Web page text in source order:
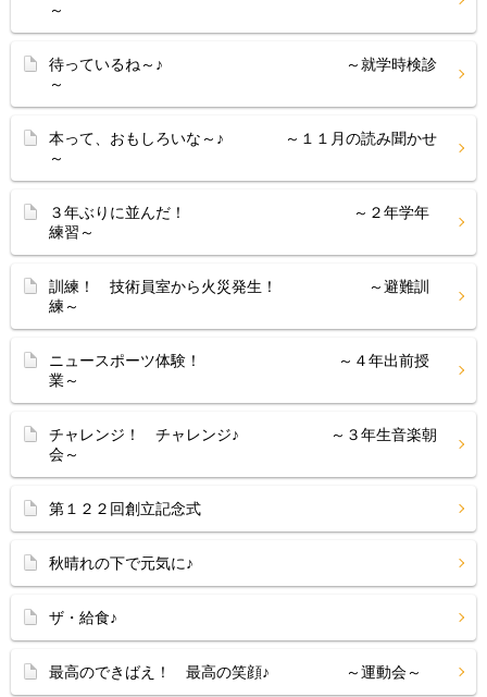
～
待っているね～♪ ～就学時検診
～
本って、おもしろいな～♪ ～１１月の読み聞かせ
～
３年ぶりに並んだ！ ～２年学年
練習～
訓練！ 技術員室から火災発生！ ～避難訓
練～
ニュースポーツ体験！ ～４年出前授
業～
チャレンジ！ チャレンジ♪ ～３年生音楽朝
会～
第１２２回創立記念式
秋晴れの下で元気に♪
ザ・給食♪
最高のできばえ！ 最高の笑顔♪ ～運動会～